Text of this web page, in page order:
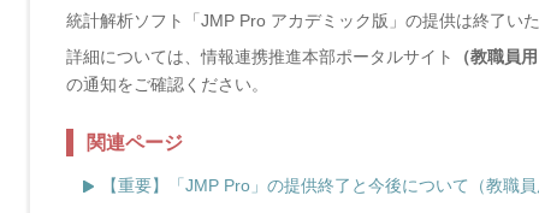
統計解析ソフト「JMP Pro アカデミック版」の提供は終了い
詳細については、情報連携推進本部ポータルサイト
（教職員
の通知をご確認ください。
関連ページ
【重要】「JMP Pro」の提供終了と今後について（教職